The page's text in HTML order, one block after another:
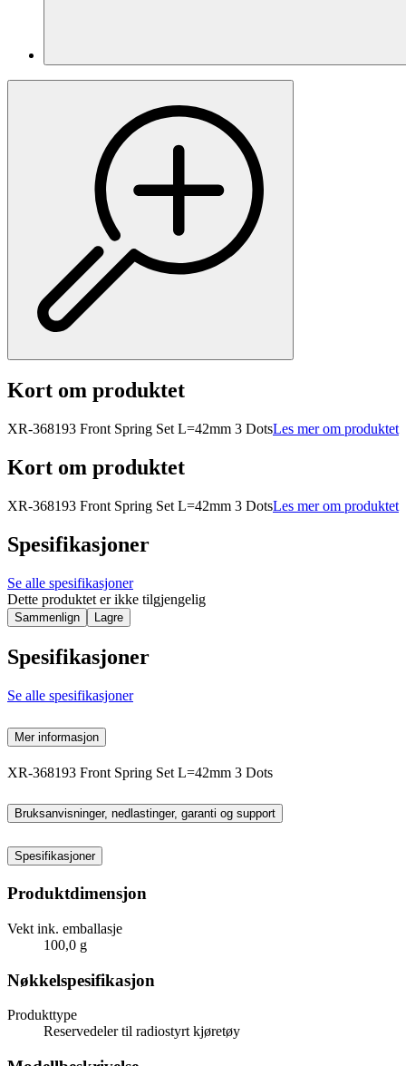
Kort om produktet
XR-368193 Front Spring Set L=42mm 3 DotsLes mer om produktet
Kort om produktet
XR-368193 Front Spring Set L=42mm 3 DotsLes mer om produktet
Spesifikasjoner
Se alle spesifikasjoner
Dette produktet er ikke tilgjengelig
Sammenlign Lagre
Spesifikasjoner
Se alle spesifikasjoner
Mer informasjon
XR-368193 Front Spring Set L=42mm 3 Dots
Bruksanvisninger, nedlastinger, garanti og support
Spesifikasjoner
Produktdimensjon
Vekt ink. emballasje
100,0 g
Nøkkelspesifikasjon
Produkttype
Reservedeler til radiostyrt kjøretøy